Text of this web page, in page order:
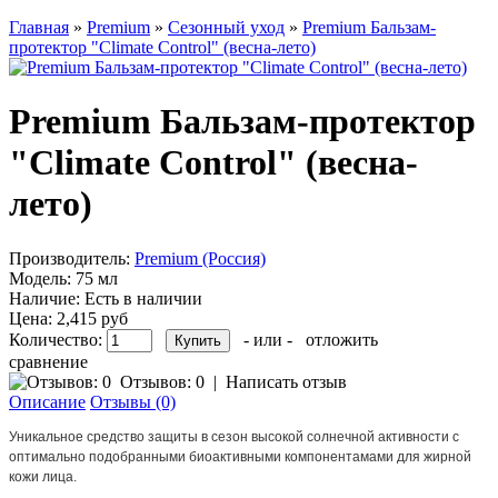
Главная » Premium » Сезонный уход » Premium Бальзам-
протектор "Climate Control" (весна-лето)
Premium Бальзам-протектор
"Climate Control" (весна-
лето)
Производитель: Premium (Россия)
Модель: 75 мл
Наличие: Есть в наличии
Цена: 2,415 руб
Количество:
- или -
отложить
сравнение
Отзывов: 0 | Написать отзыв
Описание Отзывы (0)
Уникальное средство защиты в сезон высокой солнечной активности с
оптимально подобранными биоактивными компонентамами для жирной
кожи лица.